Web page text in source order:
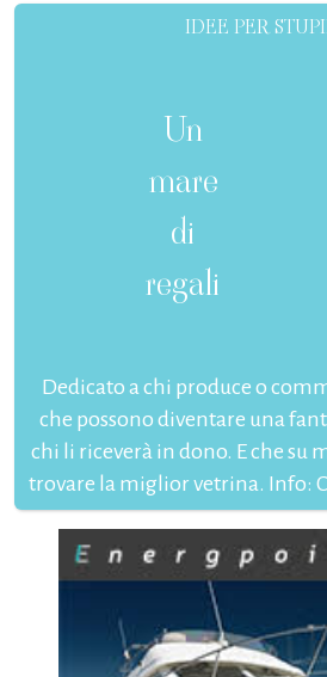
IDEE PER
Un
mare
di
regali
Dedicato a chi produce o
che possono diventare una
chi li riceverà in dono. E che su
trovare la miglior vetrina. Info: